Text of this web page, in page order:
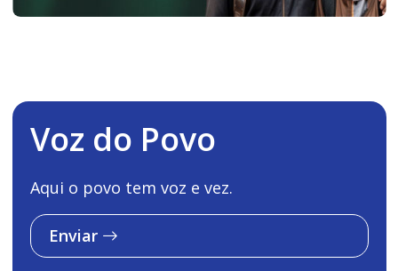
Voz do Povo
Aqui o povo tem voz e vez.
Enviar